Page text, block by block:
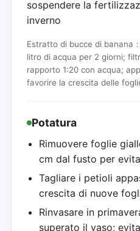
sospendere la
inverno
Estratto di bucce di banana
litro di acqua per 2 giorni;
rapporto 1:20 con acqua;
favorire la crescita delle
Potatura
Rimuovere foglie
cm dal fusto per
Tagliare i petioli
crescita di nuove
Rinvasare in
superato il vaso;